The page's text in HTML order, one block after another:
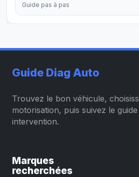
Guide pas à pas
Guide Diag Auto
Trouvez le bon véhicule,
motorisation, puis suivez le
intervention.
Marques
recherchées